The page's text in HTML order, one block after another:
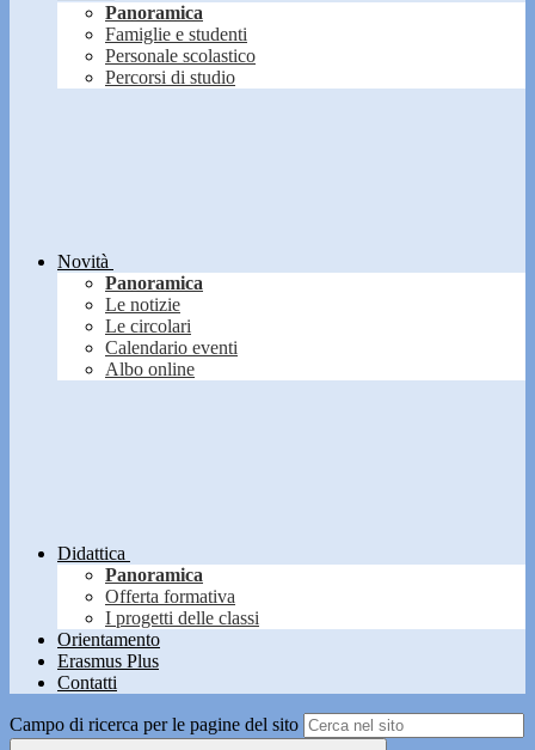
Panoramica
Famiglie e studenti
Personale scolastico
Percorsi di studio
Novità
Panoramica
Le notizie
Le circolari
Calendario eventi
Albo online
Didattica
Panoramica
Offerta formativa
I progetti delle classi
Orientamento
Erasmus Plus
Contatti
Campo di ricerca per le pagine del sito